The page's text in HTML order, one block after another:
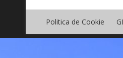
Politica de Cookie